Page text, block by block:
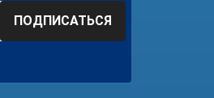
ПОДПИСАТЬСЯ